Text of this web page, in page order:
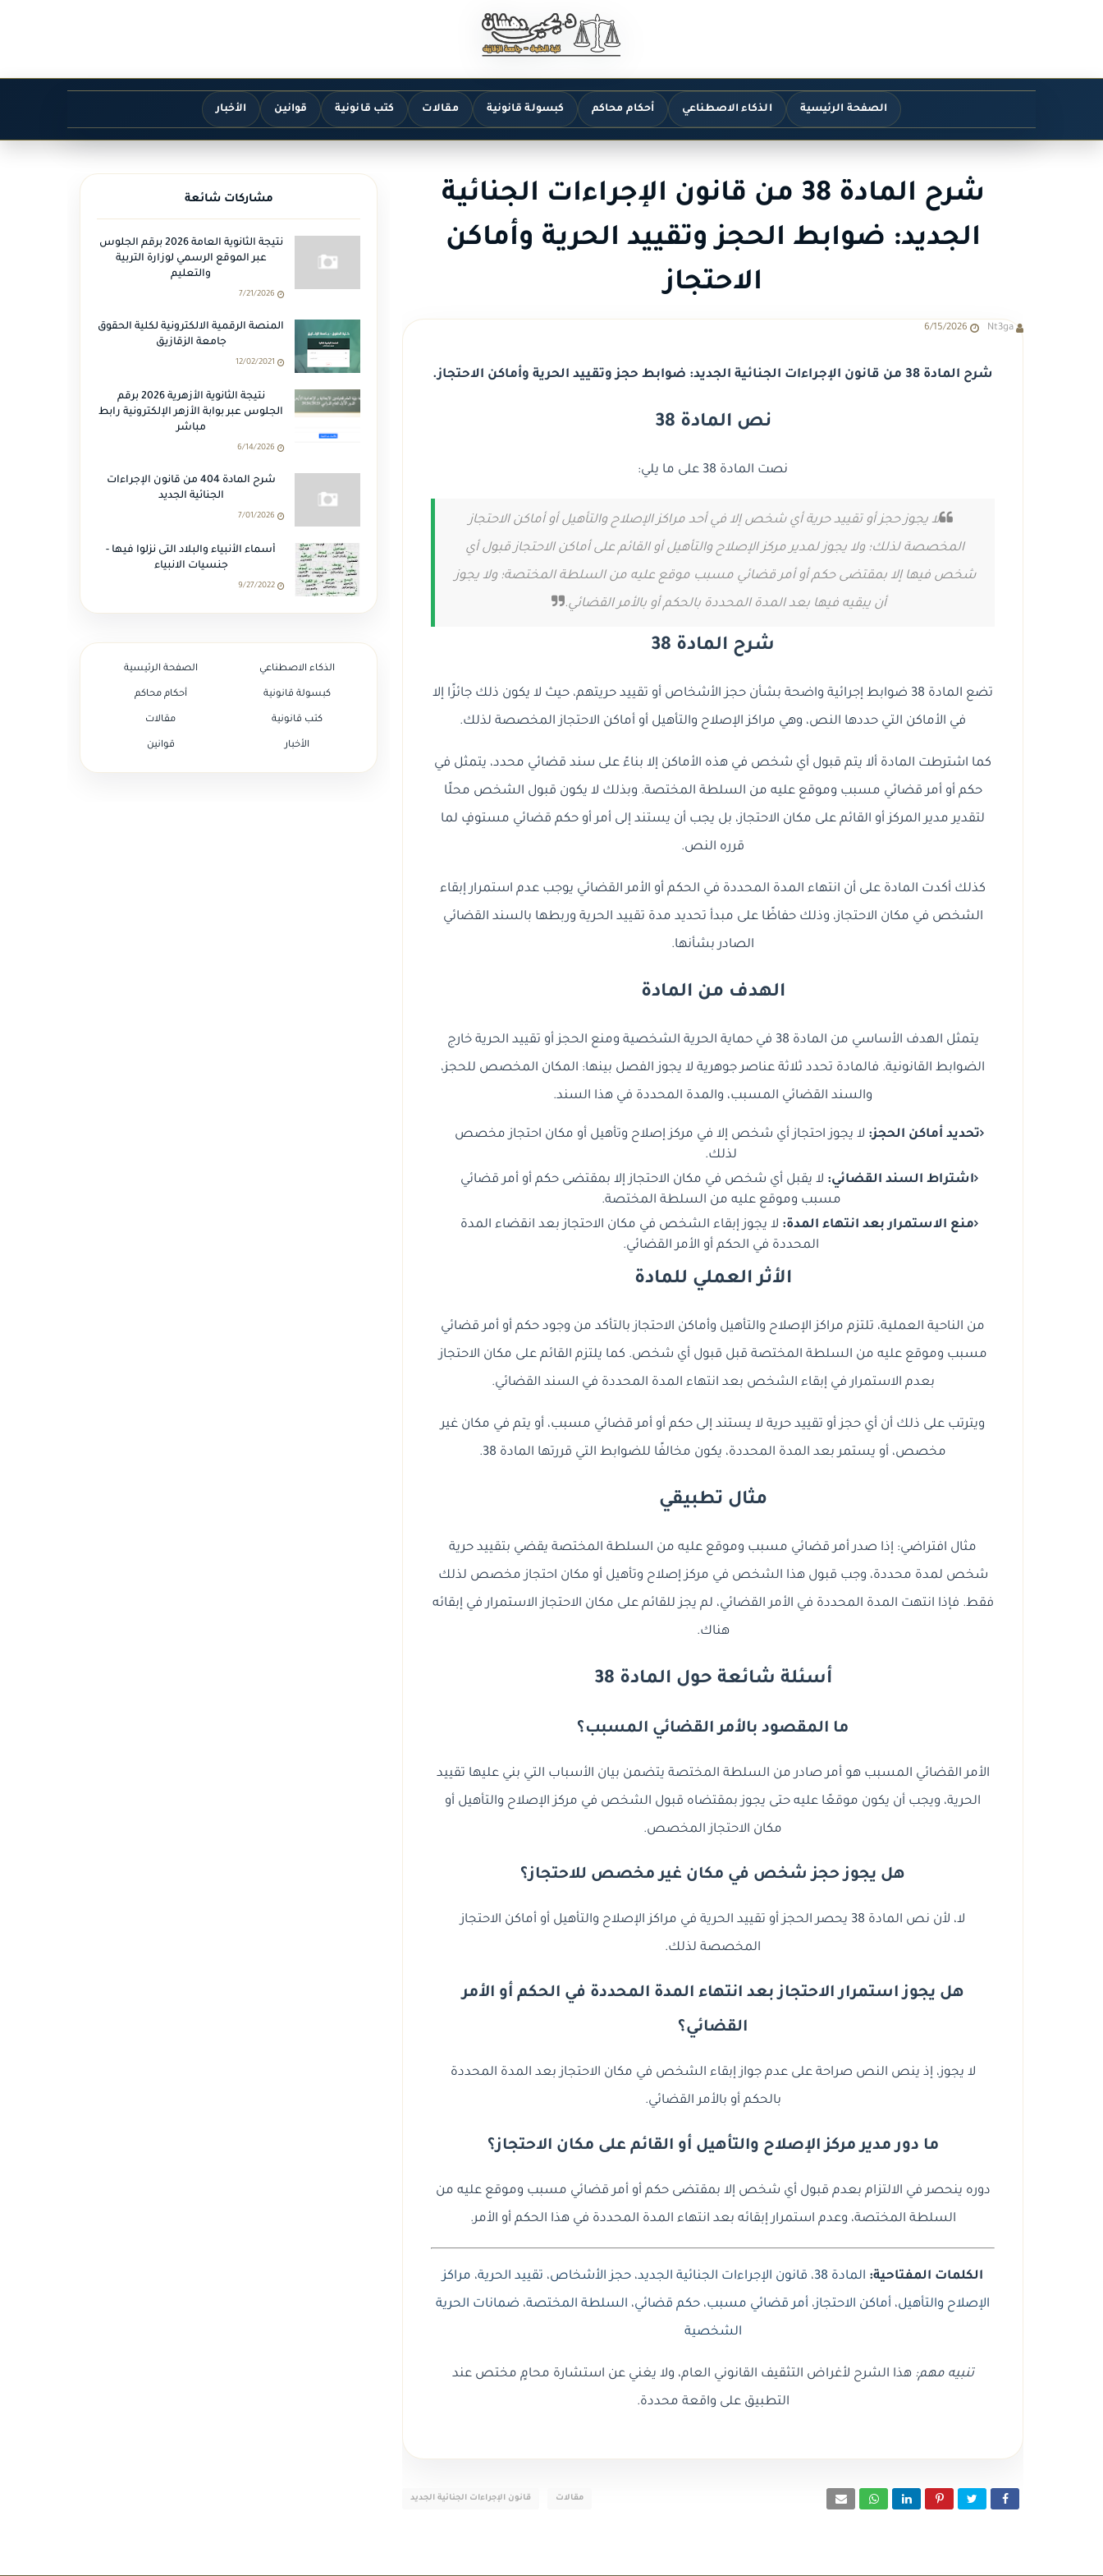
الصفحة الرئيسية الذكاء الاصطناعي أحكام محاكم كبسولة قانونية مقالات كتب قانونية قوانين الأخبار
شرح المادة 38 من قانون الإجراءات الجنائية
الجديد: ضوابط الحجز وتقييد الحرية وأماكن
الاحتجاز
Nt3ga
6/15/2026
شرح المادة 38 من قانون الإجراءات الجنائية الجديد: ضوابط حجز وتقييد الحرية وأماكن الاحتجاز.
نص المادة 38
نصت المادة 38 على ما يلي:
لا يجوز حجز أو تقييد حرية أي شخص إلا في أحد مراكز الإصلاح والتأهيل أو أماكن الاحتجاز
المخصصة لذلك؛ ولا يجوز لمدير مركز الإصلاح والتأهيل أو القائم على أماكن الاحتجاز قبول أي
شخص فيها إلا بمقتضى حكم أو أمر قضائي مسبب موقع عليه من السلطة المختصة؛ ولا يجوز
أن يبقيه فيها بعد المدة المحددة بالحكم أو بالأمر القضائي.
شرح المادة 38
تضع المادة 38 ضوابط إجرائية واضحة بشأن حجز الأشخاص أو تقييد حريتهم، حيث لا يكون ذلك جائزًا إلا
في الأماكن التي حددها النص، وهي مراكز الإصلاح والتأهيل أو أماكن الاحتجاز المخصصة لذلك.
كما اشترطت المادة ألا يتم قبول أي شخص في هذه الأماكن إلا بناءً على سند قضائي محدد، يتمثل في
حكم أو أمر قضائي مسبب وموقع عليه من السلطة المختصة. وبذلك لا يكون قبول الشخص محلًا
لتقدير مدير المركز أو القائم على مكان الاحتجاز، بل يجب أن يستند إلى أمر أو حكم قضائي مستوفٍ لما
قرره النص.
كذلك أكدت المادة على أن انتهاء المدة المحددة في الحكم أو الأمر القضائي يوجب عدم استمرار إبقاء
الشخص في مكان الاحتجاز، وذلك حفاظًا على مبدأ تحديد مدة تقييد الحرية وربطها بالسند القضائي
الصادر بشأنها.
الهدف من المادة
يتمثل الهدف الأساسي من المادة 38 في حماية الحرية الشخصية ومنع الحجز أو تقييد الحرية خارج
الضوابط القانونية. فالمادة تحدد ثلاثة عناصر جوهرية لا يجوز الفصل بينها: المكان المخصص للحجز،
والسند القضائي المسبب، والمدة المحددة في هذا السند.
تحديد أماكن الحجز: لا يجوز احتجاز أي شخص إلا في مركز إصلاح وتأهيل أو مكان احتجاز مخصص
لذلك.
اشتراط السند القضائي: لا يقبل أي شخص في مكان الاحتجاز إلا بمقتضى حكم أو أمر قضائي
مسبب وموقع عليه من السلطة المختصة.
منع الاستمرار بعد انتهاء المدة: لا يجوز إبقاء الشخص في مكان الاحتجاز بعد انقضاء المدة
المحددة في الحكم أو الأمر القضائي.
الأثر العملي للمادة
من الناحية العملية، تلتزم مراكز الإصلاح والتأهيل وأماكن الاحتجاز بالتأكد من وجود حكم أو أمر قضائي
مسبب وموقع عليه من السلطة المختصة قبل قبول أي شخص. كما يلتزم القائم على مكان الاحتجاز
بعدم الاستمرار في إبقاء الشخص بعد انتهاء المدة المحددة في السند القضائي.
ويترتب على ذلك أن أي حجز أو تقييد حرية لا يستند إلى حكم أو أمر قضائي مسبب، أو يتم في مكان غير
مخصص، أو يستمر بعد المدة المحددة، يكون مخالفًا للضوابط التي قررتها المادة 38.
مثال تطبيقي
مثال افتراضي: إذا صدر أمر قضائي مسبب وموقع عليه من السلطة المختصة يقضي بتقييد حرية
شخص لمدة محددة، وجب قبول هذا الشخص في مركز إصلاح وتأهيل أو مكان احتجاز مخصص لذلك
فقط. فإذا انتهت المدة المحددة في الأمر القضائي، لم يجز للقائم على مكان الاحتجاز الاستمرار في إبقائه
هناك.
أسئلة شائعة حول المادة 38
ما المقصود بالأمر القضائي المسبب؟
الأمر القضائي المسبب هو أمر صادر من السلطة المختصة يتضمن بيان الأسباب التي بني عليها تقييد
الحرية، ويجب أن يكون موقعًا عليه حتى يجوز بمقتضاه قبول الشخص في مركز الإصلاح والتأهيل أو
مكان الاحتجاز المخصص.
هل يجوز حجز شخص في مكان غير مخصص للاحتجاز؟
لا، لأن نص المادة 38 يحصر الحجز أو تقييد الحرية في مراكز الإصلاح والتأهيل أو أماكن الاحتجاز
المخصصة لذلك.
هل يجوز استمرار الاحتجاز بعد انتهاء المدة المحددة في الحكم أو الأمر
القضائي؟
لا يجوز، إذ ينص النص صراحة على عدم جواز إبقاء الشخص في مكان الاحتجاز بعد المدة المحددة
بالحكم أو بالأمر القضائي.
ما دور مدير مركز الإصلاح والتأهيل أو القائم على مكان الاحتجاز؟
دوره ينحصر في الالتزام بعدم قبول أي شخص إلا بمقتضى حكم أو أمر قضائي مسبب وموقع عليه من
السلطة المختصة، وعدم استمرار إبقائه بعد انتهاء المدة المحددة في هذا الحكم أو الأمر.
الكلمات المفتاحية: المادة 38 ، قانون الإجراءات الجنائية الجديد، حجز الأشخاص، تقييد الحرية، مراكز
الإصلاح والتأهيل، أماكن الاحتجاز، أمر قضائي مسبب، حكم قضائي، السلطة المختصة، ضمانات الحرية
الشخصية
تنبيه مهم: هذا الشرح لأغراض التثقيف القانوني العام، ولا يغني عن استشارة محامٍ مختص عند
التطبيق على واقعة محددة.
قانون الإجراءات الجنائية الجديد مقالات
مشاركات شائعة
نتيجة الثانوية العامة 2026 برقم الجلوس
عبر الموقع الرسمي لوزارة التربية
والتعليم
7/21/2026
المنصة الرقمية الالكترونية لكلية الحقوق
جامعة الزقازيق
12/02/2021
نتيجة الثانوية الأزهرية 2026 برقم
الجلوس عبر بوابة الأزهر الإلكترونية رابط
مباشر
6/14/2026
شرح المادة 404 من قانون الإجراءات
الجنائية الجديد
7/01/2026
أسماء الأنبياء والبلاد التى نزلوا فيها -
جنسيات الانبياء
9/27/2022
الصفحة الرئيسية الذكاء الاصطناعي
أحكام محاكم كبسولة قانونية
مقالات كتب قانونية
قوانين الأخبار